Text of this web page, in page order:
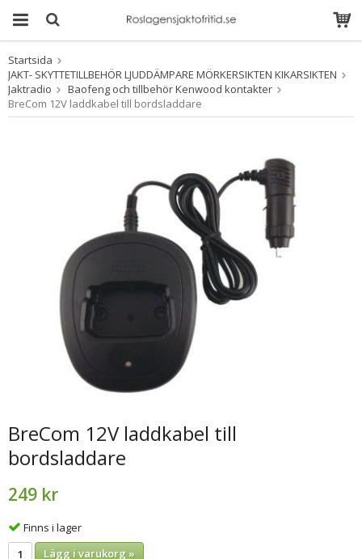
Produkten har blivit
tillagd i varukorgen
Startsida
JAKT- SKYTTETILLBEHÖR LJUDDÄMPARE MÖRKERSIKTEN KIKARSIKTEN
Jaktradio
Baofeng och tillbehör Kenwood kontakter
BreCom 12V laddkabel till bordsladdare
BreCom 12V laddkabel till
bordsladdare
249 kr
Finns i lager
Lägg i varukorg »